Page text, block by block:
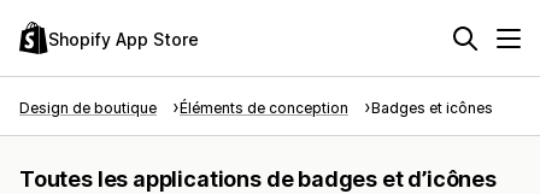
Shopify App Store
Design de boutique Éléments de conception Badges et icônes
Toutes les applications de badges et d’icônes